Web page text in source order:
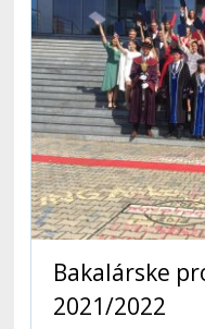
Bakalárske
2021/2022